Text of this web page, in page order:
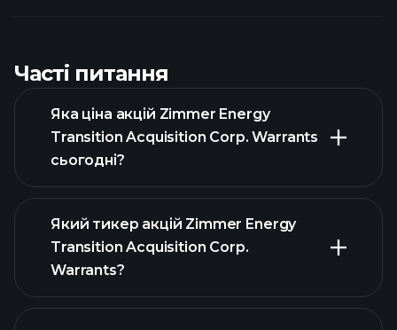
Часті питання
Яка ціна акцій Zimmer Energy
Transition Acquisition Corp. Warrants
сьогодні?
Який тикер акцій Zimmer Energy
Transition Acquisition Corp.
Warrants?